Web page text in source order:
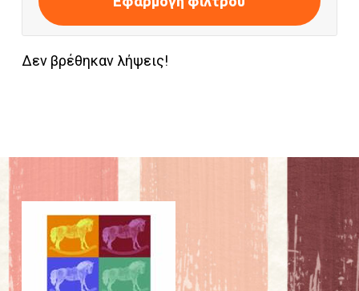
Δεν βρέθηκαν λήψεις!